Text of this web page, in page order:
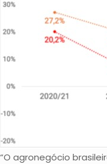
“O agronegócio